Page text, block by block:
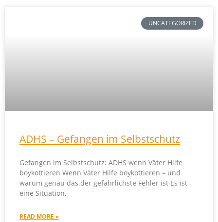
UNCATEGORIZED
ADHS – Gefangen im Selbstschutz
Gefangen im Selbstschutz: ADHS wenn Väter Hilfe
boykottieren Wenn Väter Hilfe boykottieren – und
warum genau das der gefährlichste Fehler ist Es ist
eine Situation,
READ MORE »